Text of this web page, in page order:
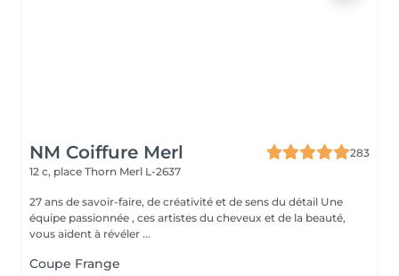
NM Coiffure Merl
283
12 c, place Thorn Merl L-2637
27 ans de savoir-faire, de créativité et de sens du détail Une
équipe passionnée , ces artistes du cheveux et de la beauté,
vous aident à révéler ...
Coupe Frange